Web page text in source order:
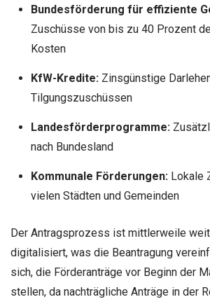
Bundesförderung für effiziente
Zuschüsse von bis zu 40 Prozent
Kosten
KfW-Kredite:Zinsgünstige
Tilgungszuschüssen
Landesförderprogramme:
nach Bundesland
Kommunale Förderungen:Lokale
vielen Städten und Gemeinden
Der Antragsprozess ist mittlerweile
digitalisiert, was die Beantragung
sich, die Förderanträge vor Beginn der
stellen, da nachträgliche Anträge in der